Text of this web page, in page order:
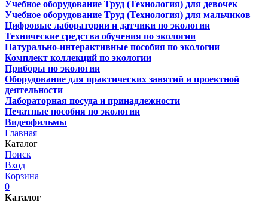
Учебное оборудование Труд (Технология) для девочек
Учебное оборудование Труд (Технология) для мальчиков
Цифровые лаборатории и датчики по экологии
Технические средства обучения по экологии
Натурально-интерактивные пособия по экологии
Комплект коллекций по экологии
Приборы по экологии
Оборудование для практических занятий и проектной
деятельности
Лабораторная посуда и принадлежности
Печатные пособия по экологии
Видеофильмы
Главная
Каталог
Поиск
Вход
Корзина
0
Каталог